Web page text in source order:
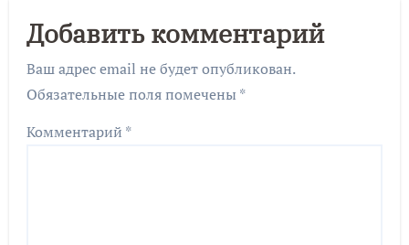
Добавить комментарий
Ваш адрес email не будет опубликован.
Обязательные поля помечены *
Комментарий *